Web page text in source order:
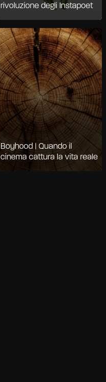
rivoluzione degli Instapoet
Boyhood | Quando il
cinema cattura la vita reale